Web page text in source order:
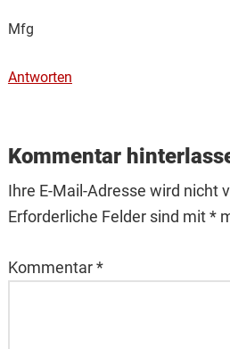
Mfg
Antworten
Kommentar
Ihre E-Mail-Adresse wird nicht
Erforderliche Felder sind mit *
Kommentar*